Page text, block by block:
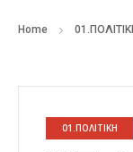
Home
01.ΠΟΛΙΤΙΚΗ